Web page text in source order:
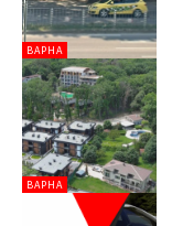
ВАРНА
ВАРНА